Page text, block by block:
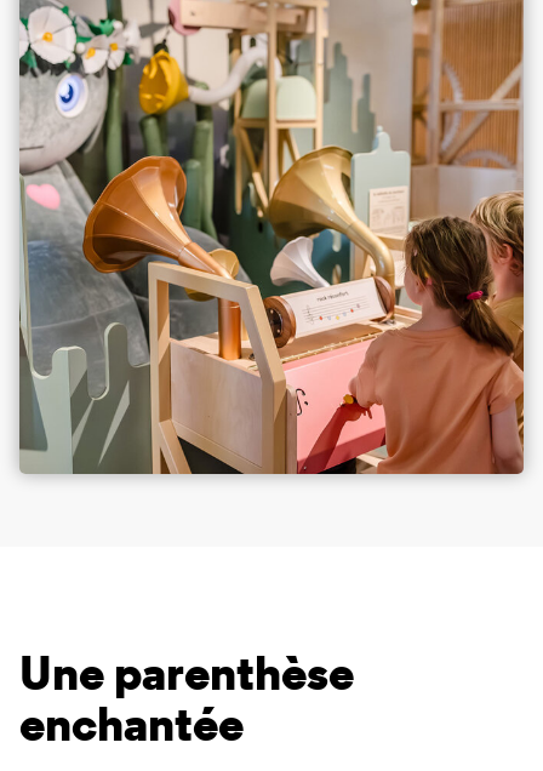
Une parenthèse
enchantée